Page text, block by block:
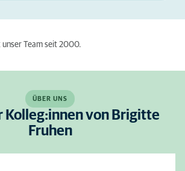
unser Team seit 2000.
ÜBER UNS
Kolleg:innen von Brigitte
Fruhen